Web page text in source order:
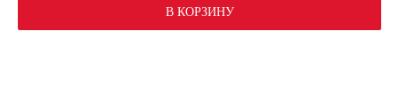
В КОРЗИНУ